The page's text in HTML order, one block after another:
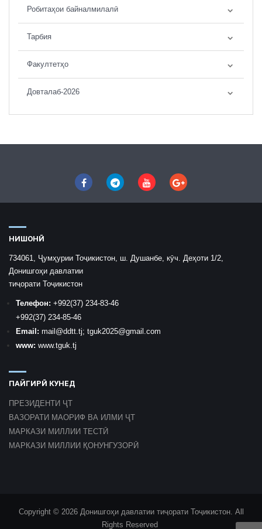
Робитаҳои байналмилалӣ
Тарбия
Факултетҳо
Довталаб-2026
НИШОНӢ
734061, Ҷумҳурии Тоҷикистон, ш. Душанбе, кӯч. Деҳоти 1/2,
Донишгоҳи давлатии
тиҷорати Тоҷикистон
Телефон: +992(37) 234-83-46
+992(37) 234-85-46
Email: mail @ddtt.tj; tguk2025@gmail.com
www: www.tguk.tj
ПАЙГИРӢ КУНЕД
ПРЕЗИДЕНТИ ҶТ
ВАЗОРАТИ МАОРИФ ВА ИЛМИ ҶТ
МАРКАЗИ МИЛЛИИ ТЕСТӢ
МАРКАЗИ МИЛЛИИ ҚОНУНГУЗОРӢ
Copyright © 2026 Донишгоҳи давлатии тиҷорати Тоҷикистон. All
Rights Reserved